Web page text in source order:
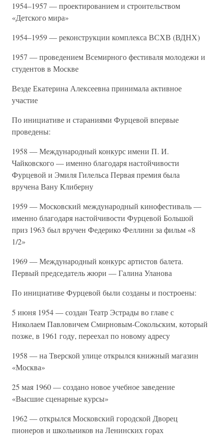
1954–1957 — проектированием и строительством
«Детского мира»
1954–1959 — реконструкции комплекса ВСХВ (ВДНХ)
1957 — проведением Всемирного фестиваля молодежи и
студентов в Москве
Везде Екатерина Алексеевна принимала активное
участие
По инициативе и стараниями Фурцевой впервые
проведены:
1958 — Международный конкурс имени П. И.
Чайковского — именно благодаря настойчивости
Фурцевой и Эмиля Гилельса Первая премия была
вручена Вану Клиберну
1959 — Московский международный кинофестиваль —
именно благодаря настойчивости Фурцевой Большой
приз 1963 был вручен Федерико Феллини за фильм «8
1/2»
1969 — Международный конкурс артистов балета.
Первый председатель жюри — Галина Уланова
По инициативе Фурцевой были созданы и построены:
5 июня 1954 — создан Театр Эстрады во главе с
Николаем Павловичем Смирновым-Сокольским, который
позже, в 1961 году, переехал по новому адресу
1958 — на Тверской улице открылся книжный магазин
«Москва»
25 мая 1960 — создано новое учебное заведение
«Высшие сценарные курсы»
1962 — открылся Московский городской Дворец
пионеров и школьников на Ленинских горах